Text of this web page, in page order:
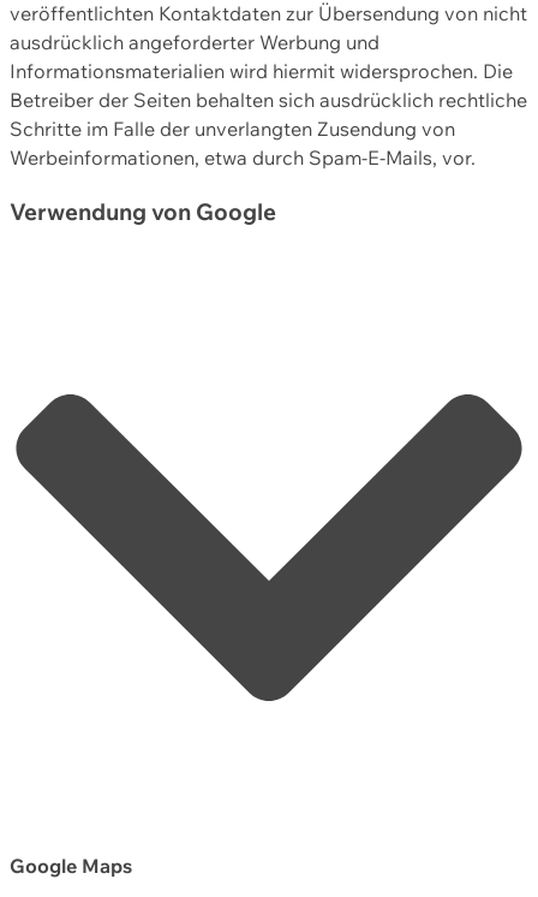
veröffentlichten Kontaktdaten zur Übersendung von nicht
ausdrücklich angeforderter Werbung und
Informationsmaterialien wird hiermit widersprochen. Die
Betreiber der Seiten behalten sich ausdrücklich rechtliche
Schritte im Falle der unverlangten Zusendung von
Werbeinformationen, etwa durch Spam-E-Mails, vor.
Verwendung von Google
Google Maps